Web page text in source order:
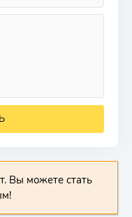
Вы можете стать